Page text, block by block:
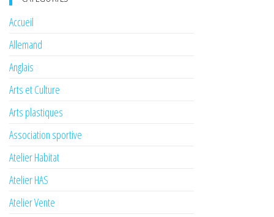
Accueil
Allemand
Anglais
Arts et Culture
Arts plastiques
Association sportive
Atelier Habitat
Atelier HAS
Atelier Vente